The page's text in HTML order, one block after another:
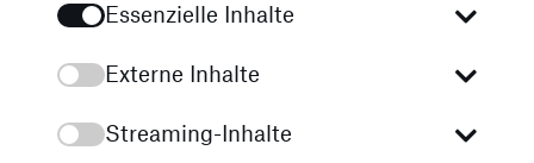
Arbeitgeberzuschuss zu
und kostenfreie Vorsorgeuntersuchungen
Essenzielle Inhalte
Externe Inhalte
Streaming-Inhalte